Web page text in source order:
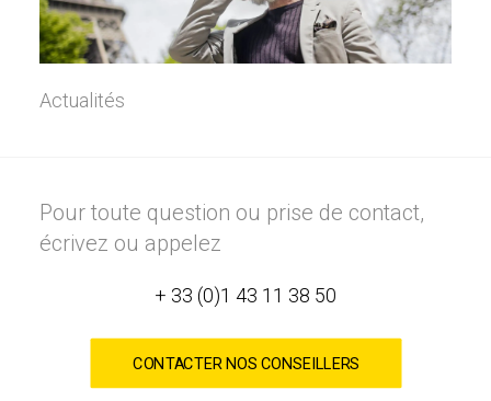
Actualités
Pour toute question ou prise de contact,
écrivez ou appelez
+ 33 (0)1 43 11 38 50
CONTACTER NOS CONSEILLERS